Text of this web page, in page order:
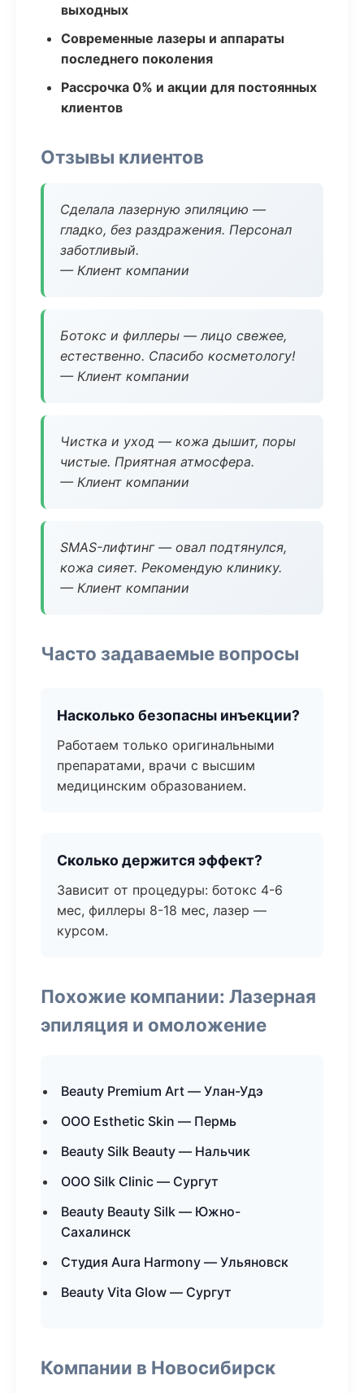
выходных
Современные лазеры и аппараты
последнего поколения
Рассрочка 0% и акции для постоянных
клиентов
Отзывы клиентов
Сделала лазерную эпиляцию —
гладко, без раздражения. Персонал
заботливый.
— Клиент компании
Ботокс и филлеры — лицо свежее,
естественно. Спасибо косметологу!
— Клиент компании
Чистка и уход — кожа дышит, поры
чистые. Приятная атмосфера.
— Клиент компании
SMAS-лифтинг — овал подтянулся,
кожа сияет. Рекомендую клинику.
— Клиент компании
Часто задаваемые вопросы
Насколько безопасны инъекции?
Работаем только оригинальными
препаратами, врачи с высшим
медицинским образованием.
Сколько держится эффект?
Зависит от процедуры: ботокс 4-6
мес, филлеры 8-18 мес, лазер —
курсом.
Похожие компании: Лазерная
эпиляция и омоложение
Beauty Premium Art — Улан-Удэ
ООО Esthetic Skin — Пермь
Beauty Silk Beauty — Нальчик
ООО Silk Clinic — Сургут
Beauty Beauty Silk — Южно-
Сахалинск
Студия Aura Harmony — Ульяновск
Beauty Vita Glow — Сургут
Компании в Новосибирск